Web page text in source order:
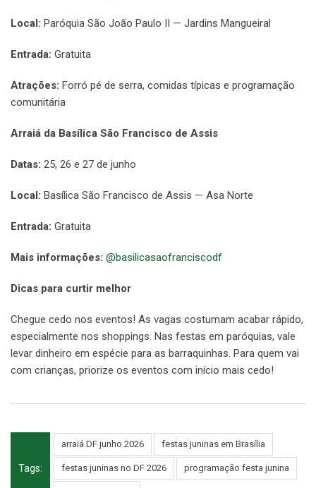
Local: Paróquia São João Paulo II — Jardins Mangueiral
Entrada: Gratuita
Atrações: Forró pé de serra, comidas típicas e programação
comunitária
Arraiá da Basílica São Francisco de Assis
Datas: 25, 26 e 27 de junho
Local: Basílica São Francisco de Assis — Asa Norte
Entrada: Gratuita
Mais informações: @basilicasaofranciscodf
Dicas para curtir melhor
Chegue cedo nos eventos! As vagas costumam acabar rápido,
especialmente nos shoppings. Nas festas em paróquias, vale
levar dinheiro em espécie para as barraquinhas. Para quem vai
com crianças, priorize os eventos com início mais cedo!
Tags:
arraiá DF junho 2026 festas juninas em Brasília
festas juninas no DF 2026 programação festa junina